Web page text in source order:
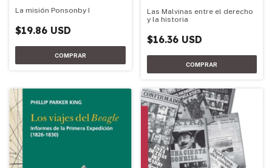
La misión Ponsonby I
$19.86 USD
Las Malvinas entre el derecho
y la historia
$16.36 USD